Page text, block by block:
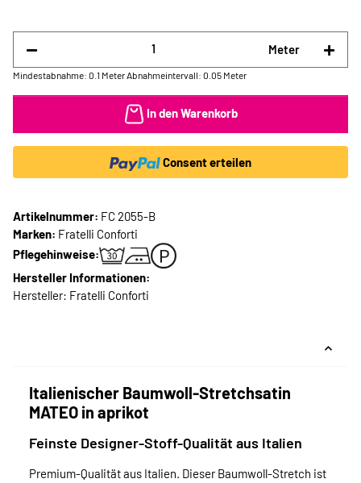
Meter
Mindestabnahme: 0.1 Meter Abnahmeintervall: 0.05 Meter
In den Warenkorb
Consent erteilen
Artikelnummer: FC 2055-B
Marken: Fratelli Conforti
Pflegehinweise:
Hersteller Informationen:
Hersteller: Fratelli Conforti
Italienischer Baumwoll-Stretchsatin
MATEO in aprikot
Feinste Designer-Stoff-Qualität aus Italien
Premium-Qualität aus Italien. Dieser Baumwoll-Stretch ist